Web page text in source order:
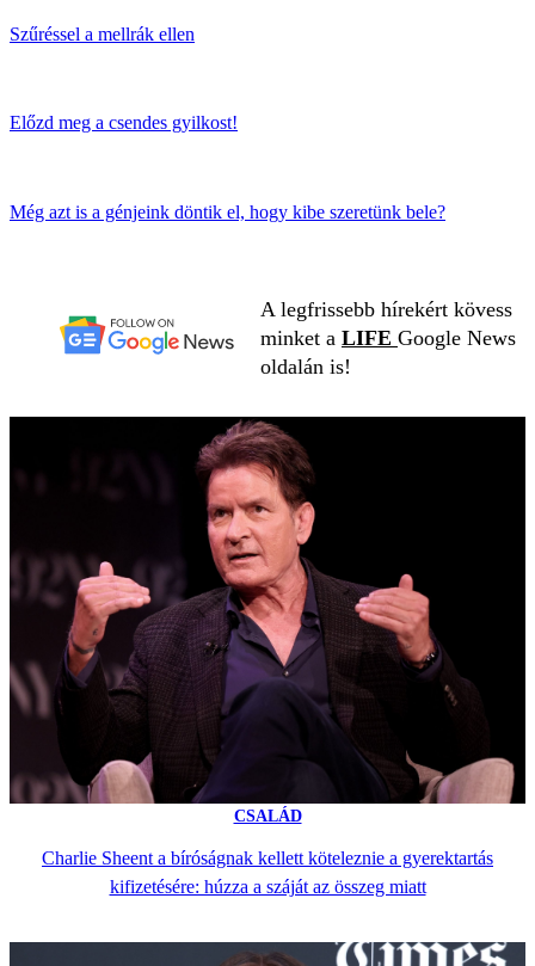
Szűréssel a mellrák ellen
Előzd meg a csendes gyilkost!
Még azt is a génjeink döntik el, hogy kibe szeretünk bele?
A legfrissebb hírekért kövess
minket a LIFE Google News
oldalán is!
CSALÁD
Charlie Sheent a bíróságnak kellett köteleznie a gyerektartás
kifizetésére: húzza a száját az összeg miatt